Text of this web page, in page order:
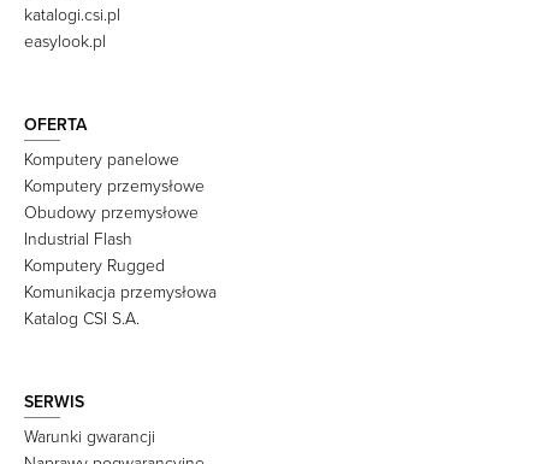
katalogi.csi.pl
easylook.pl
OFERTA
Komputery panelowe
Komputery przemysłowe
Obudowy przemysłowe
Industrial Flash
Komputery Rugged
Komunikacja przemysłowa
Katalog CSI S.A.
SERWIS
Warunki gwarancji